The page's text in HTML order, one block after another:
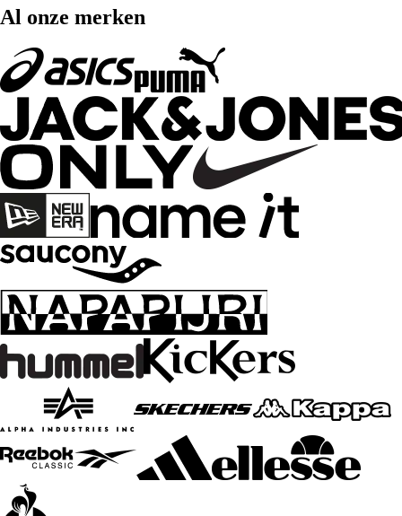
Al onze merken